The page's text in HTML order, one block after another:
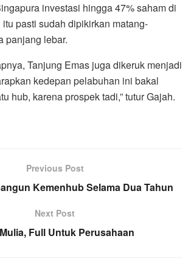
investasi hingga 47% saham di
pasti sudah dipikirkan matang-
panjang lebar.
Tanjung Emas juga dikeruk menjadi
kedepan pelabuhan ini bakal
hub, karena prospek tadi,” tutur Gajah.
Previous Post
Kemenhub Selama Dua Tahun
Next Post
Full Untuk Perusahaan